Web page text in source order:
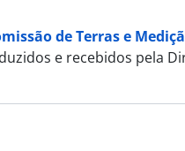
de Terras e
e recebidos pela